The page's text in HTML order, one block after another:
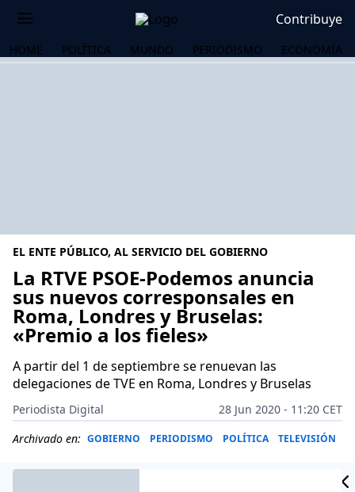
Contribuye
HOME POLÍTICA MUNDO PERIODISMO ECONOMÍA
EL ENTE PÚBLICO, AL SERVICIO DEL GOBIERNO
La RTVE PSOE-Podemos anuncia
sus nuevos corresponsales en
Roma, Londres y Bruselas:
«Premio a los fieles»
A partir del 1 de septiembre se renuevan las
delegaciones de TVE en Roma, Londres y Bruselas
Periodista Digital
28 Jun 2020 - 11:20 CET
Archivado en: GOBIERNO PERIODISMO POLÍTICA TELEVISIÓN